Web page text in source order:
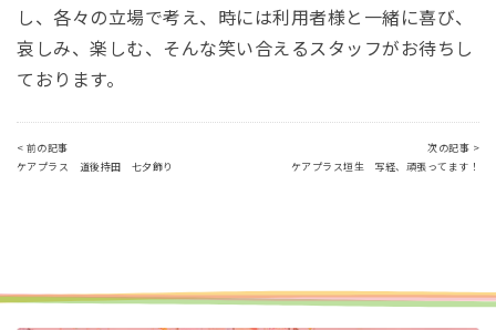
し、各々の立場で考え、時には利用者様と一緒に喜び、
哀しみ、楽しむ、そんな笑い合えるスタッフがお待ちし
ております。
< 前の記事
ケアプラス 道後持田 七夕飾り
次の記事 >
ケアプラス垣生 写経、頑張ってます！